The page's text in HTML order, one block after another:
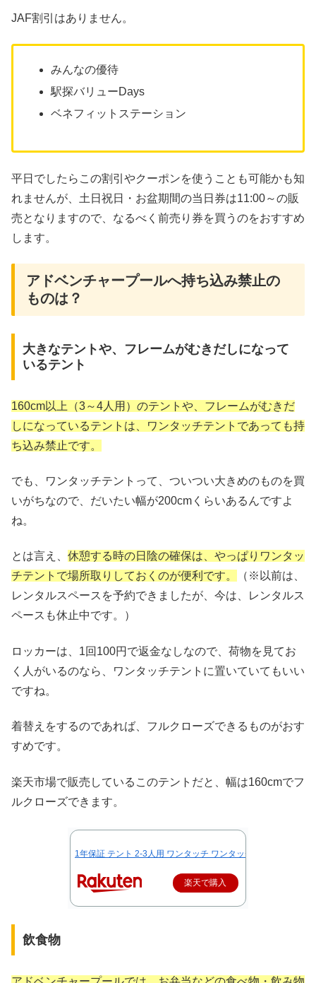
JAF割引はありません。
みんなの優待
駅探バリューDays
ベネフィットステーション
平日でしたらこの割引やクーポンを使うことも可能かも知
れませんが、土日祝日・お盆期間の当日券は11:00～の販
売となりますので、なるべく前売り券を買うのをおすすめ
します。
アドベンチャープールへ持ち込み禁止の
ものは？
大きなテントや、フレームがむきだしになって
いるテント
160cm以上（3～4人用）のテントや、フレームがむきだ
しになっているテントは、ワンタッチテントであっても持
ち込み禁止です。
でも、ワンタッチテントって、ついつい大きめのものを買
いがちなので、だいたい幅が200cmくらいあるんですよ
ね。
とは言え、 休憩する時の日陰の確保は、やっぱりワンタッ
チテントで場所取りしておくのが便利です。
（※以前は、
レンタルスペースを予約できましたが、今は、レンタルス
ペースも休止中です。）
ロッカーは、1回100円で返金なしなので、荷物を見てお
く人がいるのなら、ワンタッチテントに置いていてもいい
ですね。
着替えをするのであれば、フルクローズできるものがおす
すめです。
楽天市場で販売しているこのテントだと、幅は160cmでフ
ルクローズできます。
1年保証 テント 2-3人用 ワンタッチ ワンタッチテント ポップ
楽天で購入
飲食物